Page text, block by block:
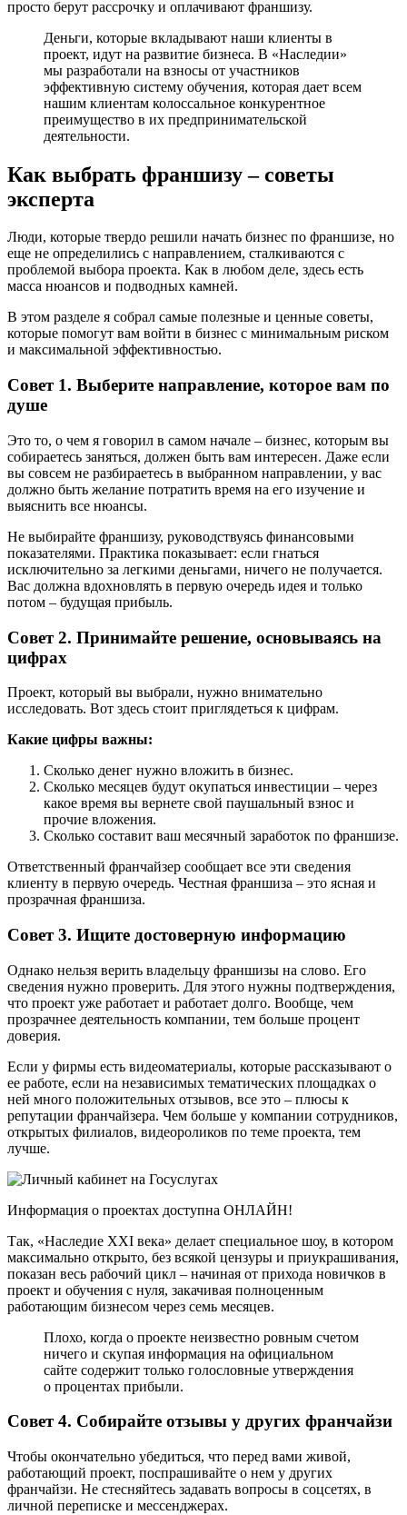
просто берут рассрочку и оплачивают франшизу.
Деньги, которые вкладывают наши клиенты в
проект, идут на развитие бизнеса. В «Наследии»
мы разработали на взносы от участников
эффективную систему обучения, которая дает всем
нашим клиентам колоссальное конкурентное
преимущество в их предпринимательской
деятельности.
Как выбрать франшизу – советы
эксперта
Люди, которые твердо решили начать бизнес по франшизе, но
еще не определились с направлением, сталкиваются с
проблемой выбора проекта. Как в любом деле, здесь есть
масса нюансов и подводных камней.
В этом разделе я собрал самые полезные и ценные советы,
которые помогут вам войти в бизнес с минимальным риском
и максимальной эффективностью.
Совет 1. Выберите направление, которое вам по
душе
Это то, о чем я говорил в самом начале – бизнес, которым вы
собираетесь заняться, должен быть вам интересен. Даже если
вы совсем не разбираетесь в выбранном направлении, у вас
должно быть желание потратить время на его изучение и
выяснить все нюансы.
Не выбирайте франшизу, руководствуясь финансовыми
показателями. Практика показывает: если гнаться
исключительно за легкими деньгами, ничего не получается.
Вас должна вдохновлять в первую очередь идея и только
потом – будущая прибыль.
Совет 2. Принимайте решение, основываясь на
цифрах
Проект, который вы выбрали, нужно внимательно
исследовать. Вот здесь стоит приглядеться к цифрам.
Какие цифры важны:
Сколько денег нужно вложить в бизнес.
Сколько месяцев будут окупаться инвестиции – через
какое время вы вернете свой паушальный взнос и
прочие вложения.
Сколько составит ваш месячный заработок по франшизе.
Ответственный франчайзер сообщает все эти сведения
клиенту в первую очередь. Честная франшиза – это ясная и
прозрачная франшиза.
Совет 3. Ищите достоверную информацию
Однако нельзя верить владельцу франшизы на слово. Его
сведения нужно проверить. Для этого нужны подтверждения,
что проект уже работает и работает долго. Вообще, чем
прозрачнее деятельность компании, тем больше процент
доверия.
Если у фирмы есть видеоматериалы, которые рассказывают о
ее работе, если на независимых тематических площадках о
ней много положительных отзывов, все это – плюсы к
репутации франчайзера. Чем больше у компании сотрудников,
открытых филиалов, видеороликов по теме проекта, тем
лучше.
Информация о проектах доступна ОНЛАЙН!
Так, «Наследие XXI века» делает специальное шоу, в котором
максимально открыто, без всякой цензуры и приукрашивания,
показан весь рабочий цикл – начиная от прихода новичков в
проект и обучения с нуля, закачивая полноценным
работающим бизнесом через семь месяцев.
Плохо, когда о проекте неизвестно ровным счетом
ничего и скупая информация на официальном
сайте содержит только голословные утверждения
о процентах прибыли.
Совет 4. Собирайте отзывы у других франчайзи
Чтобы окончательно убедиться, что перед вами живой,
работающий проект, поспрашивайте о нем у других
франчайзи. Не стесняйтесь задавать вопросы в соцсетях, в
личной переписке и мессенджерах.